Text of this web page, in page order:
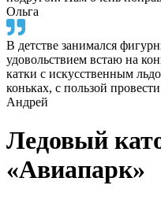
Ольга
В детстве занимался
удовольствием встаю на
катки с искусственным
коньках, с пользой
Андрей
Ледовый
«Авиапарк»